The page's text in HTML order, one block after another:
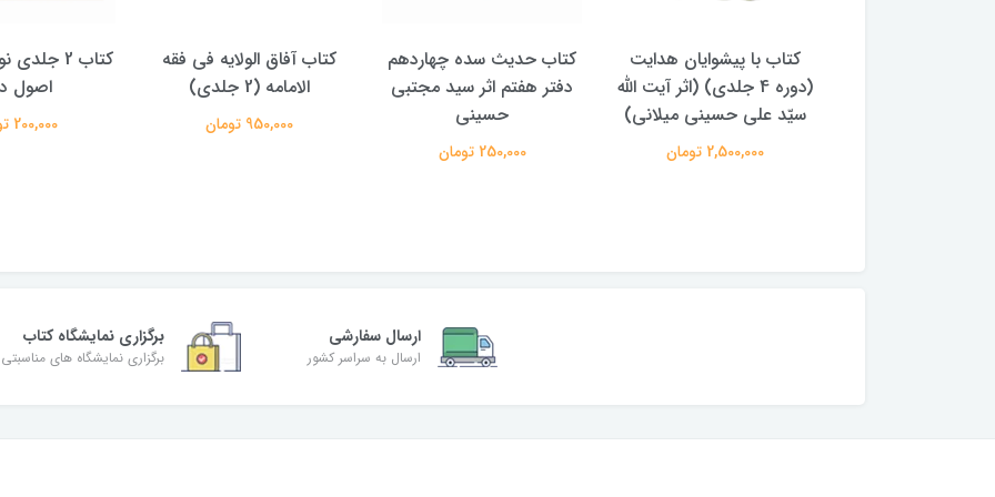
کتاب حدیث سده چهاردهم
دفتر هفتم اثر سید مجتبی
حسینی
250,000 تومان
کتاب آفاق الولایه فی فقه
الامامه (2 جلدی)
950,000 تومان
کتاب 2 جلدی نور هدایت در
اصول دین
200,000 تومان
کتاب پویش
علیرضا
350,000 تومان
ارسال سفارشی
ارسال به سراسر کشور
برگزاری نمایشگاه کتاب
برگزاری نمایشگاه های مناسبتی